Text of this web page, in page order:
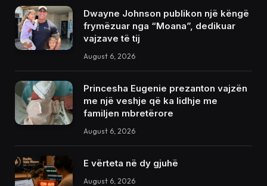
Dwayne Johnson publikon një këngë
frymëzuar nga “Moana”, dedikuar
vajzave të tij
August 6, 2026
Princesha Eugenie prezanton vajzën
me një veshje që ka lidhje me
familjen mbretërore
August 6, 2026
E vërteta në dy gjuhë
August 6, 2026